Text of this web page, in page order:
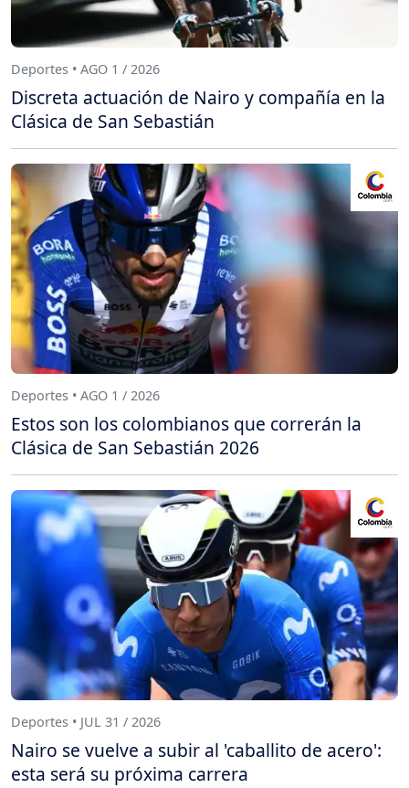
Deportes • AGO 1 / 2026
Discreta actuación de Nairo y compañía en la
Clásica de San Sebastián
Deportes • AGO 1 / 2026
Estos son los colombianos que correrán la
Clásica de San Sebastián 2026
Deportes • JUL 31 / 2026
Nairo se vuelve a subir al 'caballito de acero':
esta será su próxima carrera